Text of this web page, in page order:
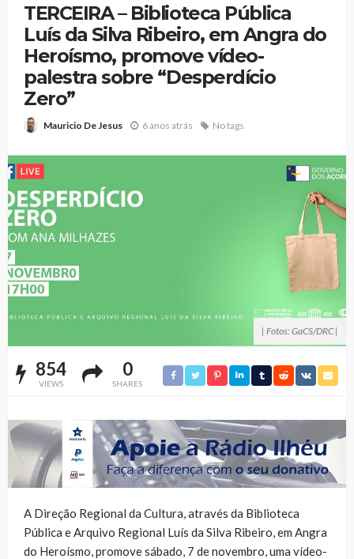
TERCEIRA – Biblioteca Pública
Luís da Silva Ribeiro, em Angra do
Heroísmo, promove vídeo-
palestra sobre “Desperdício
Zero”
Mauricio De Jesus 6 anos atrás No tags
| Fotos: GaCS/DRC |
854
VIEWS
0
SHARES
A Direção Regional da Cultura, através da Biblioteca
Pública e Arquivo Regional Luís da Silva Ribeiro, em Angra
do Heroísmo, promove sábado, 7 de novembro, uma vídeo-